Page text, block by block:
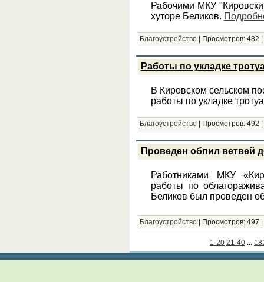
Рабочими МКУ
хуторе Беликов.
Благоустройство| Просмотров: 482
Работы по укладке
В Кировском сельском
работы по укладке
Благоустройство| Просмотров: 492
Проведен обпил ветвей
Работниками МКУ
работы по
Беликов был проведен
Благоустройство| Просмотров: 497
1-20 21-40 ...